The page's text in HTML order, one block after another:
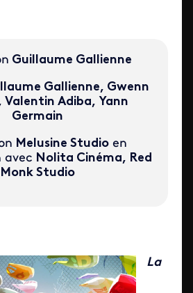
Guillaume Gallienne
Gallienne, Gwenn
Valentin Adiba, Yann
Germain
Melusine Studio en
avec Nolita Cinéma, Red
Monk Studio
La